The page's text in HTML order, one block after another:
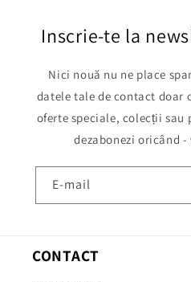
Inscrie-te la
Nici nouă nu ne place
datele tale de contact doar
oferte speciale, colecții sau
dezabonezi oricând
E-mail
CONTACT